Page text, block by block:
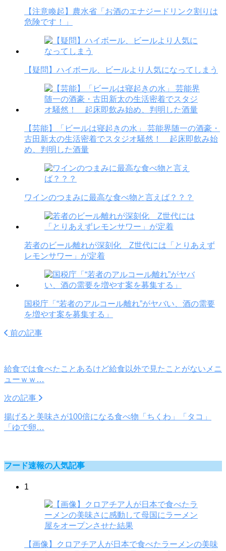
【注意喚起】農水省「お酒のエナジードリンク割りは
危険です！」
【疑問】ハイボール、ビールより人気になってしまう
【芸能】「ビールは寝起きの水」 芸能界随一の酒豪・
古田新太の生活密着でスタジオ騒然！ 起床即飲み始
め、判明した酒量
ワインのつまみに最高な食べ物と言えば？？？
若者のビール離れが深刻化 Z世代には「とりあえず
レモンサワー」が定着
国税庁「“若者のアルコール離れ”がヤバい、酒の需要
を増やす案を募集する」
前の記事
給食では食べたことあるけど給食以外で見たことがないメニ
ューｗｗ…
次の記事
揚げると美味さが100倍になる食べ物「ちくわ」「タコ」
「ゆで卵…
フード速報の人気記事
1
【画像】クロアチア人が日本で食べたラーメンの美味